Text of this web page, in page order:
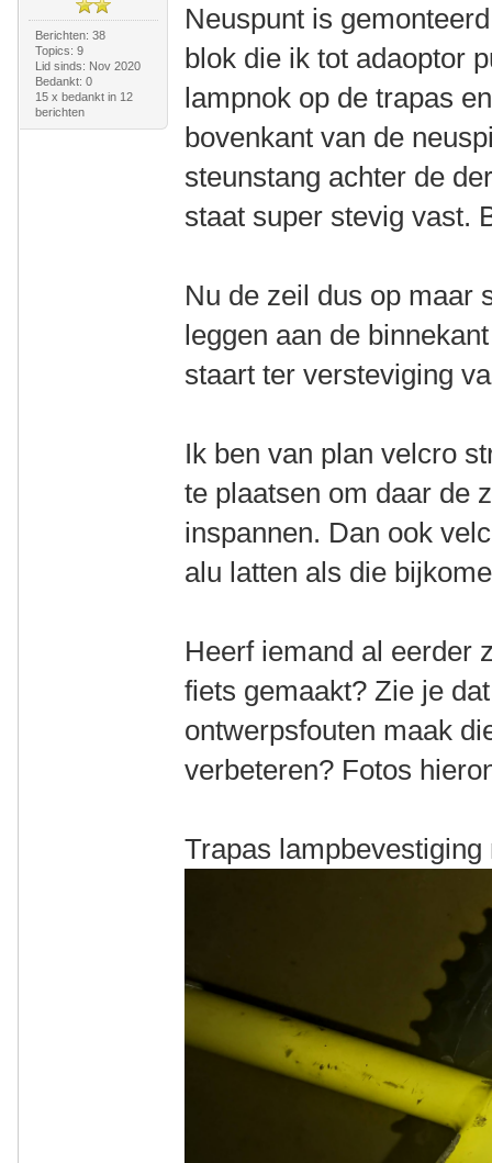
Berichten: 38
Topics: 9
Lid sinds: Nov 2020
Bedankt: 0
15 x bedankt in 12
berichten
Neuspunt is
blok die ik tot adaoptor
lampnok op de trapas
bovenkant van de
steunstang achter de
staat super stevig vast.
Nu de zeil dus op maar
leggen aan de
staart ter versteviging
Ik ben van plan velcro
te plaatsen om daar de
inspannen. Dan ook
alu latten als die
Heerf iemand al eerder
fiets gemaakt? Zie je
ontwerpsfouten maak
verbeteren? Fotos
Trapas